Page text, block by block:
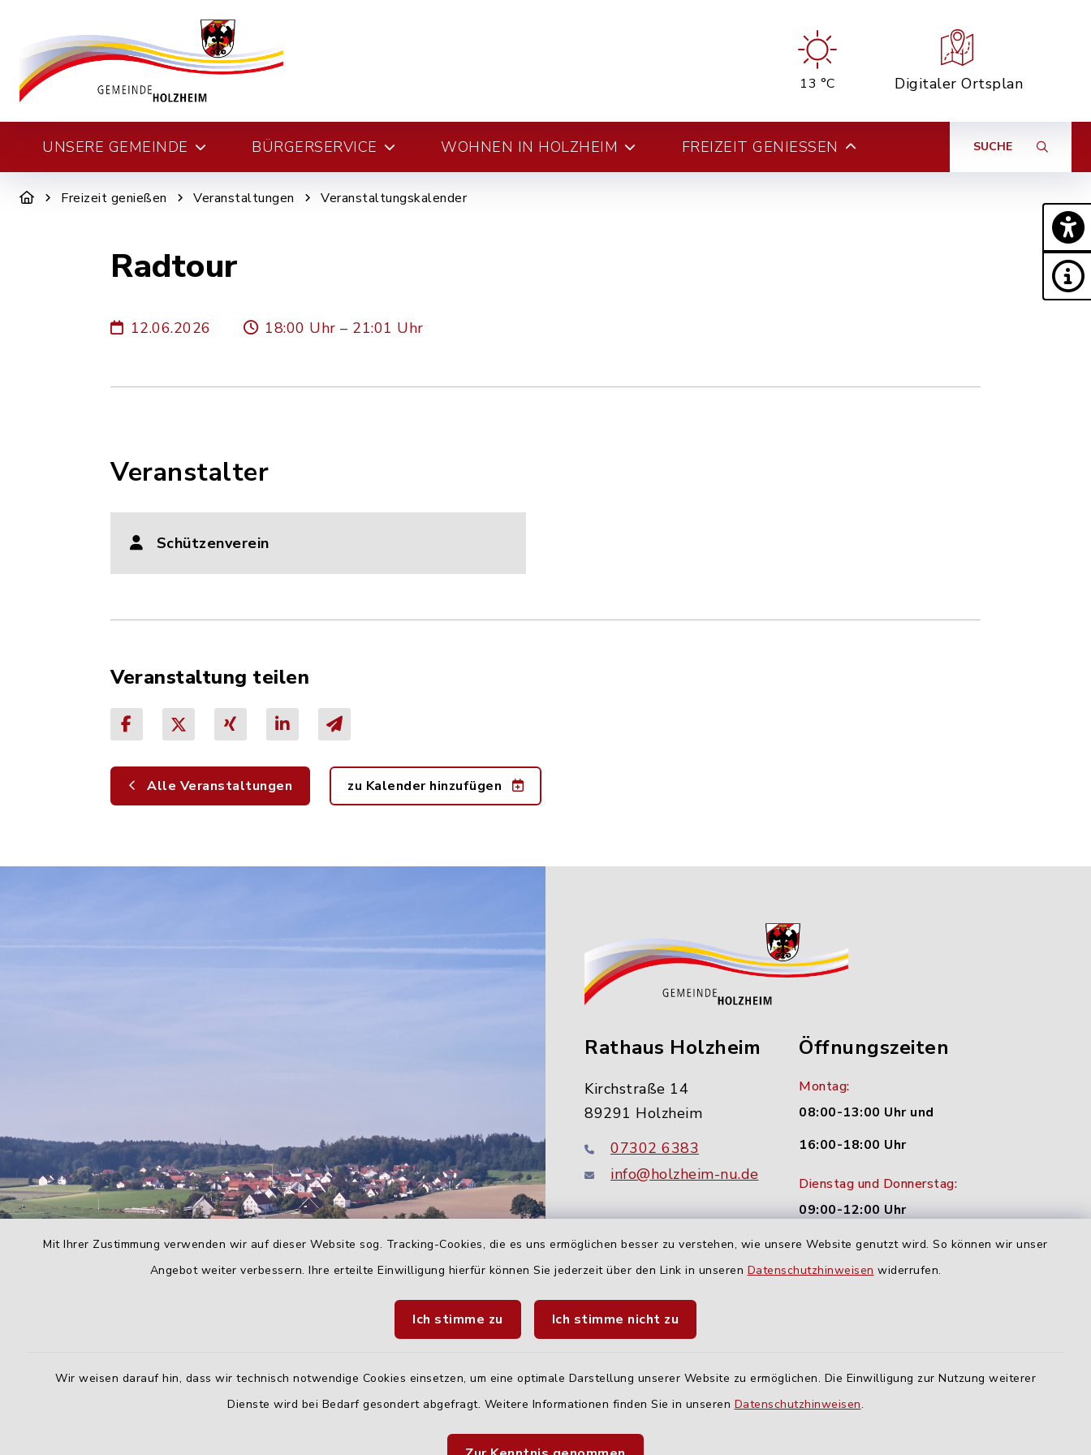
Mit Ihrer Zustimmung verwenden wir auf dieser Website sog. Tracking-Cookies, die es uns ermöglichen besser zu verstehen, wie unsere Website genutzt wird. So können wir unser
Angebot weiter verbessern. Ihre erteilte Einwilligung hierfür können Sie jederzeit über den Link in unseren Datenschutzhinweisen widerrufen.
Ich stimme zu Ich stimme nicht zu
Wir weisen darauf hin, dass wir technisch notwendige Cookies einsetzen, um eine optimale Darstellung unserer Website zu ermöglichen. Die Einwilligung zur Nutzung weiterer
Dienste wird bei Bedarf gesondert abgefragt. Weitere Informationen finden Sie in unseren Datenschutzhinweisen.
13 °C Digitaler Ortsplan
UNSERE GEMEINDE BÜRGERSERVICE WOHNEN IN HOLZHEIM FREIZEIT GENIESSEN SUCHE
Freizeit genießen Veranstaltungen Veranstaltungskalender
Radtour
12.06.2026 18:00 Uhr – 21:01 Uhr
Veranstalter
Schützenverein
Veranstaltung teilen
Alle Veranstaltungen zu Kalender hinzufügen
Rathaus Holzheim
Kirchstraße 14
89291 Holzheim
07302 6383
info@holzheim-nu.de
Öffnungszeiten
Montag:
08:00-13:00 Uhr und
16:00-18:00 Uhr
Dienstag und Donnerstag:
09:00-12:00 Uhr
Mittwoch:
16:00-18:00 Uhr
Quicklinks
Landratsamt Neu-Ulm
Fahrplanauskunft DING